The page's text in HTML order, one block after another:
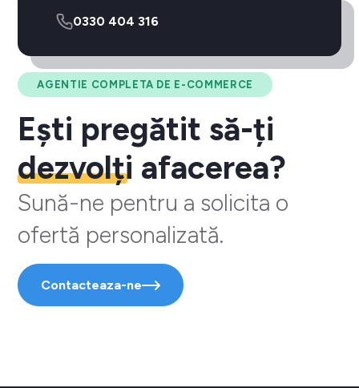
AGENTIE COMPLETA DE E-COMMERCE
Ești pregătit să-ți
dezvolți afacerea?
Sună-ne pentru a solicita o
ofertă personalizată.
Contacteaza-ne
0330 404 316